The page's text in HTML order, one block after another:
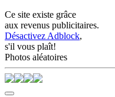
Ce site existe grâce
aux revenus publicitaires.
Désactivez Adblock,
s'il vous plaît!
Photos aléatoires